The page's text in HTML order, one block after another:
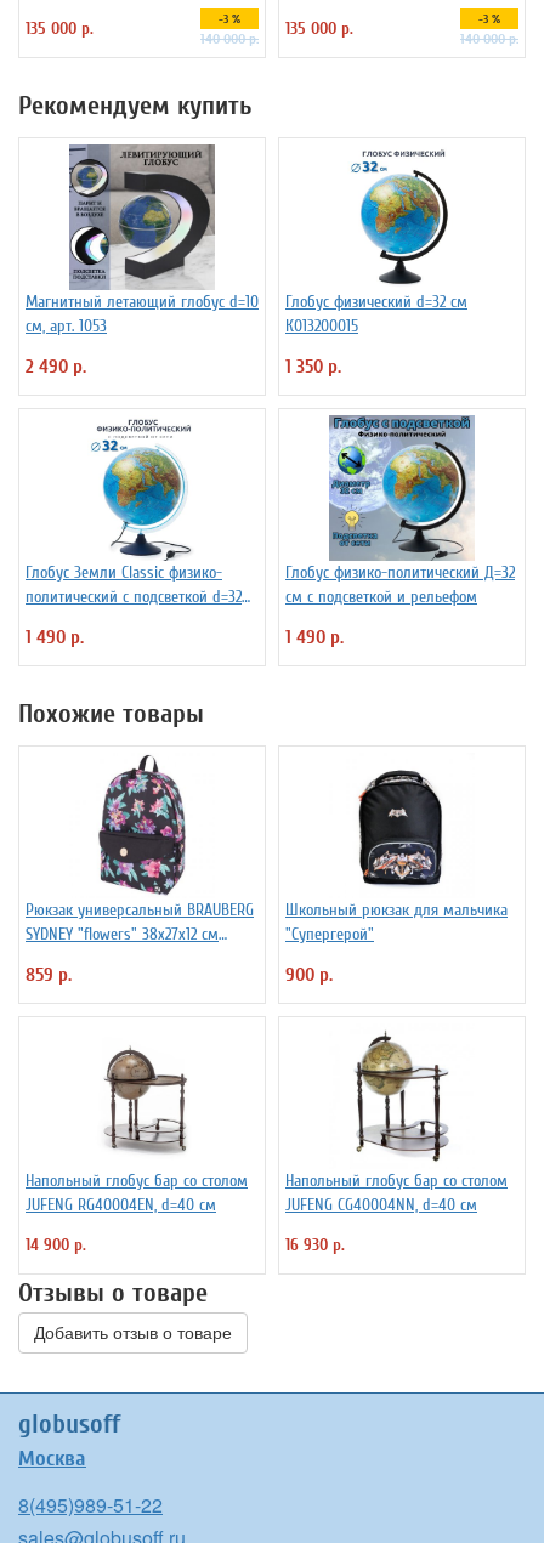
135 000 р.
-3 %
140 000 р. 135 000 р. -3 %
140 000 р.
Рекомендуем купить
Магнитный летающий глобус d=10
см, арт. 1053
2 490 р.
Глобус физический d=32 см
К013200015
1 350 р.
Глобус Земли Classic физико-
политический с подсветкой d=32
1 490 р.
Глобус физико-политический Д=32
см с подсветкой и рельефом
1 490 р.
Похожие товары
Рюкзак универсальный BRAUBERG
SYDNEY "flowers" 38х27х12 см
859 р.
Школьный рюкзак для мальчика
"Супергерой"
900 р.
Напольный глобус бар со столом
JUFENG RG40004EN, d=40 см
14 900 р.
Напольный глобус бар со столом
JUFENG CG40004NN, d=40 см
16 930 р.
Отзывы о товаре
Добавить отзыв о товаре
globusoff
Москва
8(495)989-51-22